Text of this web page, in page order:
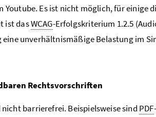
Es ist nicht möglich, für einige
ist dasWCAG-Erfolgskriterium 1.2.5
unverhältnismäßige Belastung im
Rechtsvorschriften
barrierefrei. Beispielsweise sind PDF